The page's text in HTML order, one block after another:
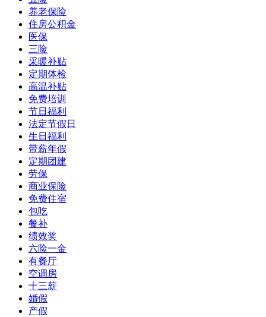
养老保险
住房公积金
医保
三险
采暖补贴
定期体检
高温补贴
免费培训
节日福利
法定节假日
生日福利
带薪年假
定期团建
劳保
商业保险
免费住宿
包吃
餐补
绩效奖
六险一金
有餐厅
空调房
十三薪
婚假
产假